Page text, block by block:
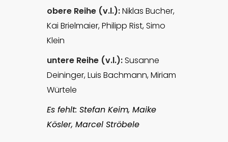
obere Reihe (v.l.):Niklas Bucher,
Kai Brielmaier, Philipp Rist, Simo
Klein
untere Reihe (v.l.):Susanne
Deininger, Luis Bachmann, Miriam
Würtele
Es fehlt: Stefan Keim, Maike
Kösler, Marcel Ströbele